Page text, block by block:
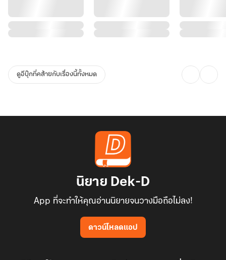
ดูอีบุ๊กที่คล้ายกับเรื่องนี้ทั้งหมด
นิยาย Dek-D
App ที่จะทำให้คุณอ่านนิยายจนวางมือถือไม่ลง!
ดาวน์โหลดแอป